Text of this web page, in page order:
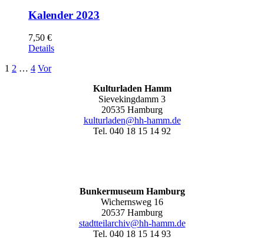
Kalender 2023
7,50 €
Details
1 2 … 4 Vor
Kulturladen Hamm
Sievekingdamm 3
20535 Hamburg
kulturladen@hh-hamm.de
Tel. 040 18 15 14 92
Bunkermuseum Hamburg
Wichernsweg 16
20537 Hamburg
stadtteilarchiv@hh-hamm.de
Tel. 040 18 15 14 93